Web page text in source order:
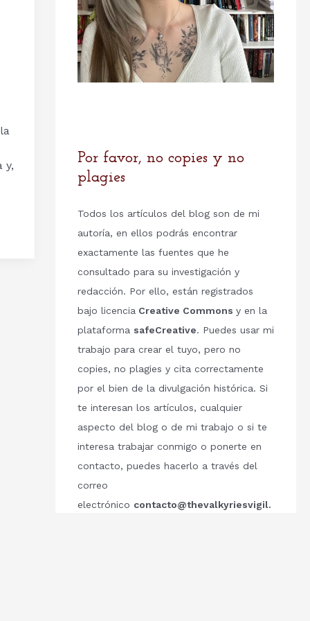
y,
Por favor, no copies y no
plagies
Todos los artículos del blog son de mi
autoría, en ellos podrás encontrar
exactamente las fuentes que he
consultado para su investigación y
redacción. Por ello, están registrados
bajo licencia Creative Commons y en la
plataforma safeCreative. Puedes usar mi
trabajo para crear el tuyo, pero no
copies, no plagies y cita correctamente
por el bien de la divulgación histórica. Si
te interesan los artículos, cualquier
aspecto del blog o de mi trabajo o si te
interesa trabajar conmigo o ponerte en
contacto, puedes hacerlo a través del
correo
electrónico contacto@thevalkyriesvigil.